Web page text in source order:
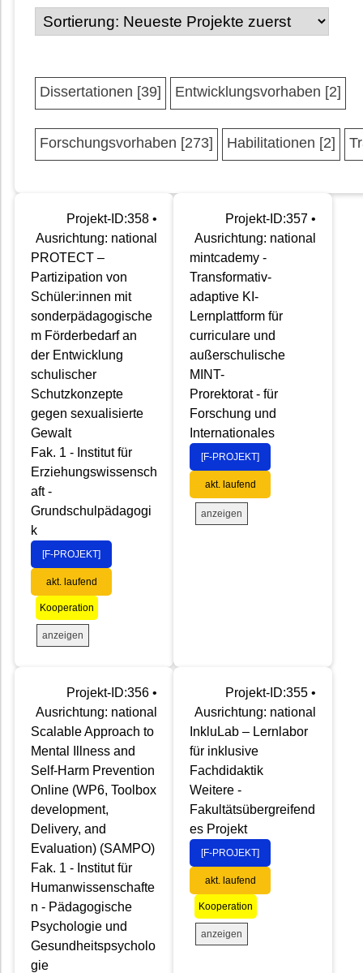
Dissertationen [39] Entwicklungsvorhaben [2]
Forschungsvorhaben [273] Habilitationen [2]
Projekt-ID:358 •
Ausrichtung: national
PROTECT –
Partizipation von
Schüler:innen mit
sonderpädagogische
m Förderbedarf an
der Entwicklung
schulischer
Schutzkonzepte
gegen sexualisierte
Gewalt
Fak. 1 - Institut für
Erziehungswissensch
aft -
Grundschulpädagogi
k
[F-PROJEKT]
akt. laufend
Kooperation
anzeigen
Projekt-ID:357 •
Ausrichtung: national
mintcademy -
Transformativ-
adaptive KI-
Lernplattform für
curriculare und
außerschulische
MINT-
Prorektorat - für
Forschung und
Internationales
[F-PROJEKT]
akt. laufend
anzeigen
Projekt-ID:356 •
Ausrichtung: national
Scalable Approach to
Mental Illness and
Self-Harm Prevention
Online (WP6, Toolbox
development,
Delivery, and
Evaluation) (SAMPO)
Fak. 1 - Institut für
Humanwissenschafte
n - Pädagogische
Psychologie und
Gesundheitspsycholo
gie
Projekt-ID:355 •
Ausrichtung: national
InkluLab – Lernlabor
für inklusive
Fachdidaktik
Weitere -
Fakultätsübergreifend
es Projekt
[F-PROJEKT]
akt. laufend
Kooperation
anzeigen